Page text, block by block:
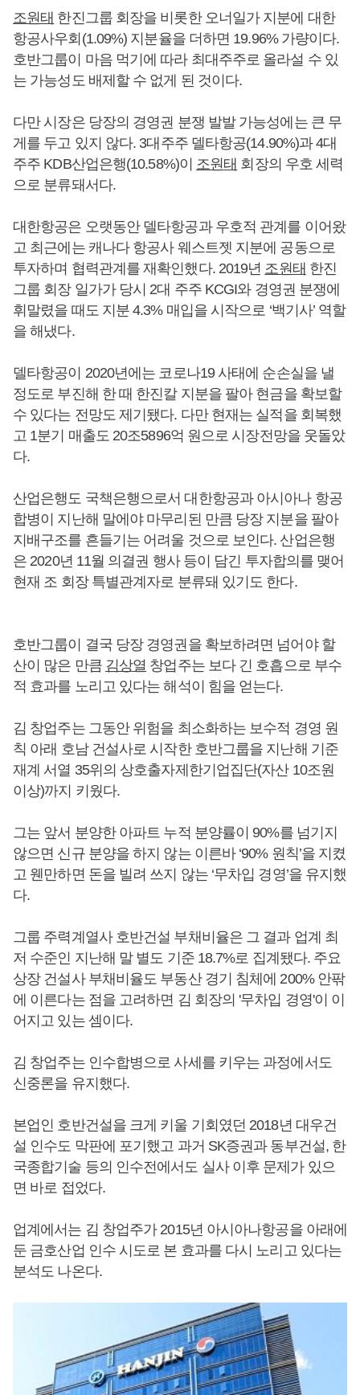
조원태 한진그룹 회장을 비롯한 오너일가 지분에 대한
항공사우회(1.09%) 지분율을 더하면 19.96% 가량이다.
호반그룹이 마음 먹기에 따라 최대주주로 올라설 수 있
는 가능성도 배제할 수 없게 된 것이다.
다만 시장은 당장의 경영권 분쟁 발발 가능성에는 큰 무
게를 두고 있지 않다. 3대주주 델타항공(14.90%)과 4대
주주 KDB산업은행(10.58%)이 조원태 회장의 우호 세력
으로 분류돼서다.
대한항공은 오랫동안 델타항공과 우호적 관계를 이어왔
고 최근에는 캐나다 항공사 웨스트젯 지분에 공동으로
투자하며 협력관계를 재확인했다. 2019년 조원태 한진
그룹 회장 일가가 당시 2대 주주 KCGI와 경영권 분쟁에
휘말렸을 때도 지분 4.3% 매입을 시작으로 ‘백기사’ 역할
을 해냈다.
델타항공이 2020년에는 코로나19 사태에 순손실을 낼
정도로 부진해 한 때 한진칼 지분을 팔아 현금을 확보할
수 있다는 전망도 제기됐다. 다만 현재는 실적을 회복했
고 1분기 매출도 20조5896억 원으로 시장전망을 웃돌았
다.
산업은행도 국책은행으로서 대한항공과 아시아나 항공
합병이 지난해 말에야 마무리된 만큼 당장 지분을 팔아
지배구조를 흔들기는 어려울 것으로 보인다. 산업은행
은 2020년 11월 의결권 행사 등이 담긴 투자합의를 맺어
현재 조 회장 특별관계자로 분류돼 있기도 한다.
호반그룹이 결국 당장 경영권을 확보하려면 넘어야 할
산이 많은 만큼 김상열 창업주는 보다 긴 호흡으로 부수
적 효과를 노리고 있다는 해석이 힘을 얻는다.
김 창업주는 그동안 위험을 최소화하는 보수적 경영 원
칙 아래 호남 건설사로 시작한 호반그룹을 지난해 기준
재계 서열 35위의 상호출자제한기업집단(자산 10조원
이상)까지 키웠다.
그는 앞서 분양한 아파트 누적 분양률이 90%를 넘기지
않으면 신규 분양을 하지 않는 이른바 ‘90% 원칙’을 지켰
고 웬만하면 돈을 빌려 쓰지 않는 ‘무차입 경영’을 유지했
다.
그룹 주력계열사 호반건설 부채비율은 그 결과 업계 최
저 수준인 지난해 말 별도 기준 18.7%로 집계됐다. 주요
상장 건설사 부채비율도 부동산 경기 침체에 200% 안팎
에 이른다는 점을 고려하면 김 회장의 '무차입 경영'이 이
어지고 있는 셈이다.
김 창업주는 인수합병으로 사세를 키우는 과정에서도
신중론을 유지했다.
본업인 호반건설을 크게 키울 기회였던 2018년 대우건
설 인수도 막판에 포기했고 과거 SK증권과 동부건설, 한
국종합기술 등의 인수전에서도 실사 이후 문제가 있으
면 바로 접었다.
업계에서는 김 창업주가 2015년 아시아나항공을 아래에
둔 금호산업 인수 시도로 본 효과를 다시 노리고 있다는
분석도 나온다.